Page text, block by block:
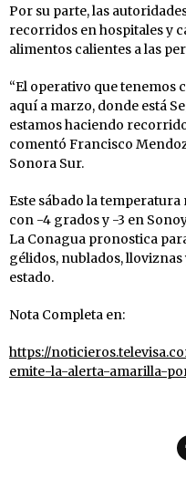
Por su parte, las
recorridos en hospitales y
alimentos calientes a las
“El operativo que tenemos
aquí a marzo, donde está
estamos haciendo
comentó Francisco
Sonora Sur.
Este sábado la
con -4 grados y -3 en
La Conagua pronostica
gélidos, nublados,
estado.
Nota Completa en:
https://
emite-la-alerta-amarilla-